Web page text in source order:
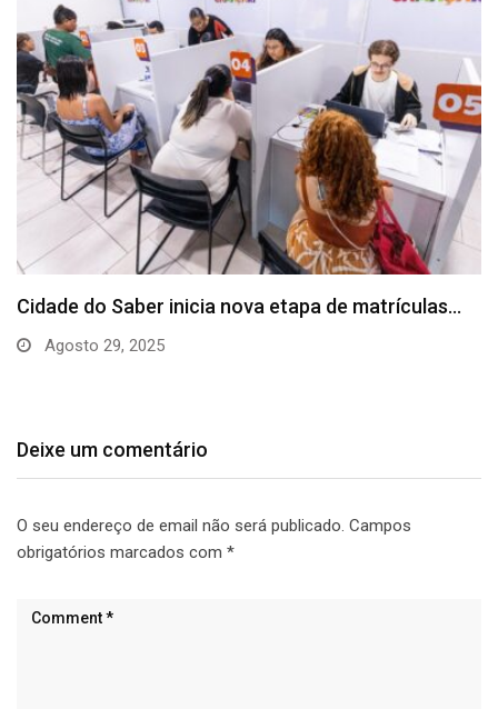
Prefeitura e Senai Cimatec firmam parceria para
levar…
Deixe um comentário
O seu endereço de email não será publicado. Campos
obrigatórios marcados com *